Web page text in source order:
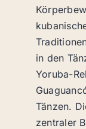
in den
Yoruba-
Tänzen.
zentraler